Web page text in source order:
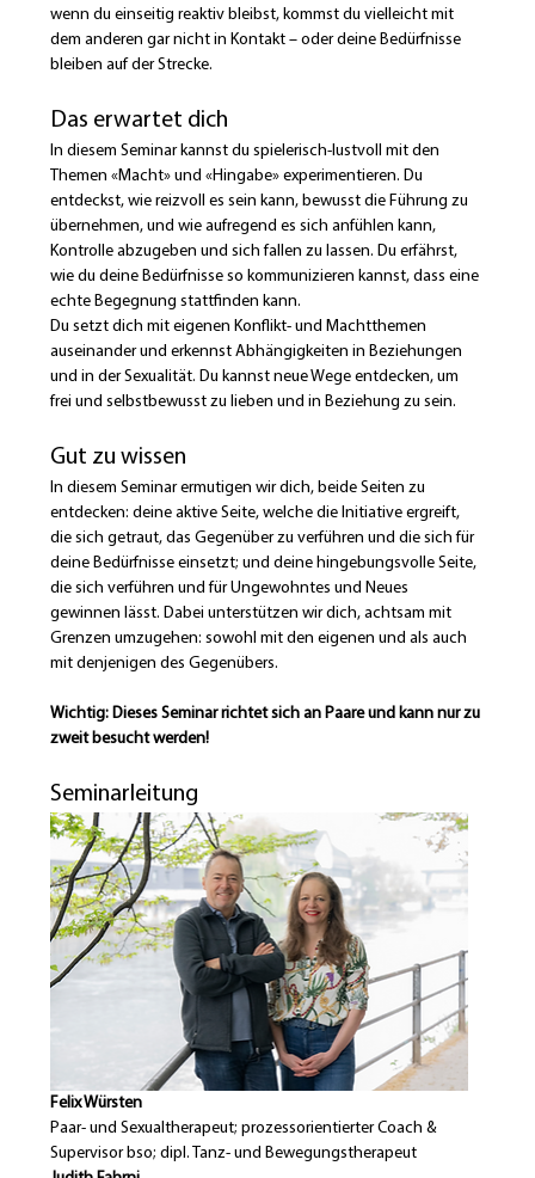
wenn du einseitig reaktiv bleibst, kommst du vielleicht mit
dem anderen gar nicht in Kontakt – oder deine Bedürfnisse
bleiben auf der Strecke.
Das erwartet dich
In diesem Seminar kannst du spielerisch-lustvoll mit den
Themen «Macht» und «Hingabe» experimentieren. Du
entdeckst, wie reizvoll es sein kann, bewusst die Führung zu
übernehmen, und wie aufregend es sich anfühlen kann,
Kontrolle abzugeben und sich fallen zu lassen. Du erfährst,
wie du deine Bedürfnisse so kommunizieren kannst, dass eine
echte Begegnung stattfinden kann.
Du setzt dich mit eigenen Konflikt- und Machtthemen
auseinander und erkennst Abhängigkeiten in Beziehungen
und in der Sexualität. Du kannst neue Wege entdecken, um
frei und selbstbewusst zu lieben und in Beziehung zu sein.
Gut zu wissen
In diesem Seminar ermutigen wir dich, beide Seiten zu
entdecken: deine aktive Seite, welche die Initiative ergreift,
die sich getraut, das Gegenüber zu verführen und die sich für
deine Bedürfnisse einsetzt; und deine hingebungsvolle Seite,
die sich verführen und für Ungewohntes und Neues
gewinnen lässt. Dabei unterstützen wir dich, achtsam mit
Grenzen umzugehen: sowohl mit den eigenen und als auch
mit denjenigen des Gegenübers.
Wichtig: Dieses Seminar richtet sich an Paare und kann nur zu
zweit besucht werden!
Seminarleitung
Felix Würsten
Paar- und Sexualtherapeut; prozessorientierter Coach &
Supervisor bso; dipl. Tanz- und Bewegungstherapeut